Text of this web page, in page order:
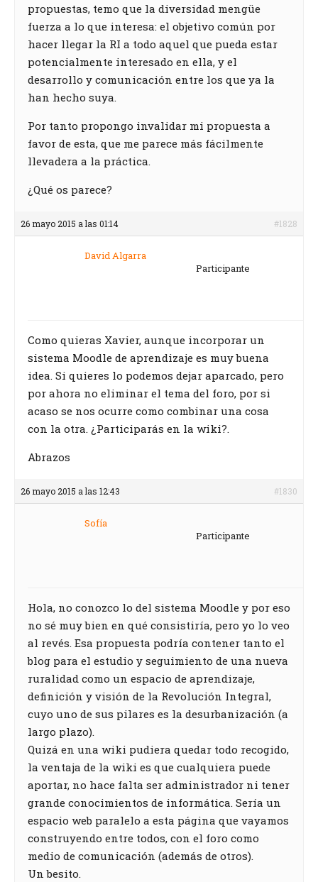
propuestas, temo que la diversidad mengüe
fuerza a lo que interesa: el objetivo común por
hacer llegar la RI a todo aquel que pueda estar
potencialmente interesado en ella, y el
desarrollo y comunicación entre los que ya la
han hecho suya.
Por tanto propongo invalidar mi propuesta a
favor de esta, que me parece más fácilmente
llevadera a la práctica.
¿Qué os parece?
26 mayo 2015 a las 01:14 #1828
David Algarra
Participante
Como quieras Xavier, aunque incorporar un
sistema Moodle de aprendizaje es muy buena
idea. Si quieres lo podemos dejar aparcado, pero
por ahora no eliminar el tema del foro, por si
acaso se nos ocurre como combinar una cosa
con la otra. ¿Participarás en la wiki?.
Abrazos
26 mayo 2015 a las 12:43 #1830
Sofía
Participante
Hola, no conozco lo del sistema Moodle y por eso
no sé muy bien en qué consistiría, pero yo lo veo
al revés. Esa propuesta podría contener tanto el
blog para el estudio y seguimiento de una nueva
ruralidad como un espacio de aprendizaje,
definición y visión de la Revolución Integral,
cuyo uno de sus pilares es la desurbanización (a
largo plazo).
Quizá en una wiki pudiera quedar todo recogido,
la ventaja de la wiki es que cualquiera puede
aportar, no hace falta ser administrador ni tener
grande conocimientos de informática. Sería un
espacio web paralelo a esta página que vayamos
construyendo entre todos, con el foro como
medio de comunicación (además de otros).
Un besito.